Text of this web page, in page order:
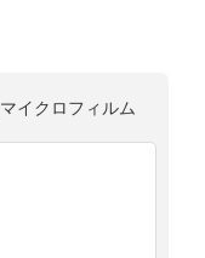
マイクロフィルム